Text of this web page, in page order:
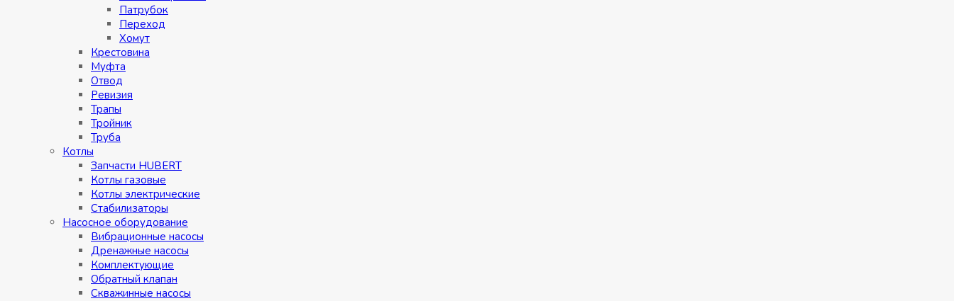
Патрубок
Переход
Хомут
Крестовина
Муфтa
Отвод
Ревизия
Трапы
Тройник
Труба
Котлы
Запчасти HUBERT
Котлы газовые
Котлы электрические
Стабилизаторы
Насосное оборудование
Вибрационные насосы
Дренажные насосы
Комплектующие
Обратный клапан
Скважинные насосы